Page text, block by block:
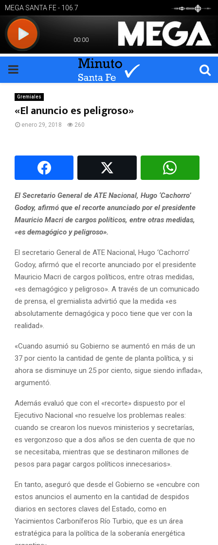
PRIMARY
MENU
Gremiales
«El anuncio es peligroso»
enero 29, 2018 260
El Secretario General de ATE Nacional, Hugo ‘Cachorro’
Godoy, afirmó que el recorte anunciado por el presidente
Mauricio Macri de cargos políticos, entre otras medidas,
«es demagógico y peligroso».
El secretario General de ATE Nacional, Hugo ‘Cachorro’
Godoy, afirmó que el recorte anunciado por el presidente
Mauricio Macri de cargos políticos, entre otras medidas,
«es demagógico y peligroso». A través de un comunicado
de prensa, el gremialista advirtió que la medida «es
absolutamente demagógica y poco tiene que ver con la
realidad».
«Cuando asumió su Gobierno se aumentó en más de un
37 por ciento la cantidad de gente de planta política, y si
ahora se disminuye un 25 por ciento, sigue siendo inflada»,
argumentó.
Además evaluó que con el «recorte» dispuesto por el
Ejecutivo Nacional «no resuelve los problemas reales:
cuando se crearon los nuevos ministerios y secretarías,
es vergonzoso que a dos años se den cuenta de que no
se necesitaba, mientras que se destinaron millones de
pesos para pagar cargos políticos innecesarios».
En tanto, aseguró que desde el Gobierno se «encubre con
estos anuncios el aumento en la cantidad de despidos
diarios en sectores claves del Estado, como en
Yacimientos Carboníferos Río Turbio, que es un área
estratégica para la política de la soberanía energética